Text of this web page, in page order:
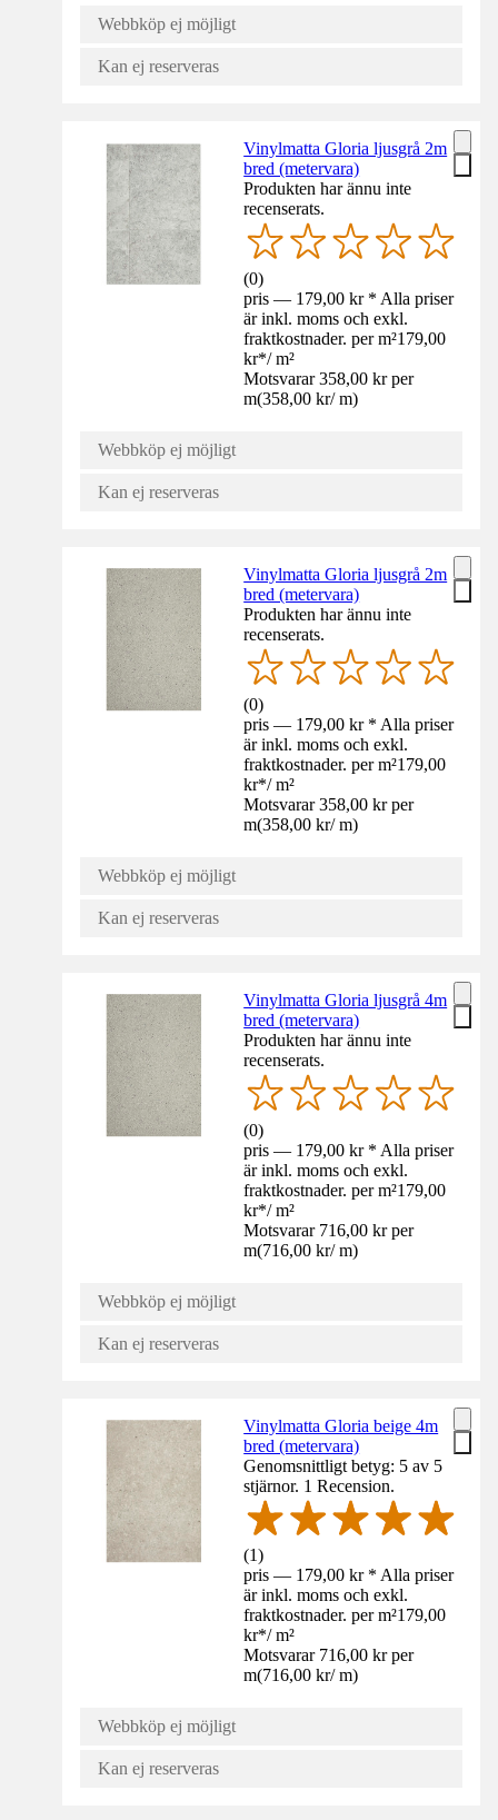
Webbköp ej möjligt
Kan ej reserveras
Vinylmatta Gloria ljusgrå 2m
bred (metervara)
Produkten har ännu inte
recenserats.
(0)
pris — 179,00 kr * Alla priser
är inkl. moms och exkl.
fraktkostnader. per m²179,00
kr*/ m²
Motsvarar 358,00 kr per
m(358,00 kr/ m)
Webbköp ej möjligt
Kan ej reserveras
Vinylmatta Gloria ljusgrå 2m
bred (metervara)
Produkten har ännu inte
recenserats.
(0)
pris — 179,00 kr * Alla priser
är inkl. moms och exkl.
fraktkostnader. per m²179,00
kr*/ m²
Motsvarar 358,00 kr per
m(358,00 kr/ m)
Webbköp ej möjligt
Kan ej reserveras
Vinylmatta Gloria ljusgrå 4m
bred (metervara)
Produkten har ännu inte
recenserats.
(0)
pris — 179,00 kr * Alla priser
är inkl. moms och exkl.
fraktkostnader. per m²179,00
kr*/ m²
Motsvarar 716,00 kr per
m(716,00 kr/ m)
Webbköp ej möjligt
Kan ej reserveras
Vinylmatta Gloria beige 4m
bred (metervara)
Genomsnittligt betyg: 5 av 5
stjärnor. 1 Recension.
(1)
pris — 179,00 kr * Alla priser
är inkl. moms och exkl.
fraktkostnader. per m²179,00
kr*/ m²
Motsvarar 716,00 kr per
m(716,00 kr/ m)
Webbköp ej möjligt
Kan ej reserveras